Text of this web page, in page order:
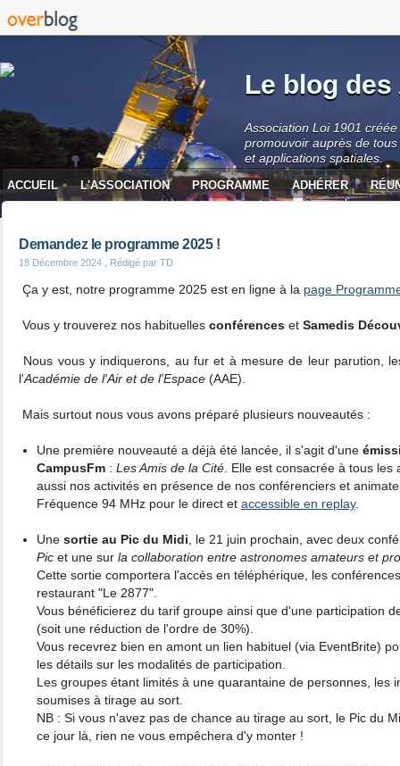
Le blog
Association Loi 1901
promouvoir auprès de
et applications spatiales.
ACCUEIL L'ASSOCIATION PROGRAMME ADHÉRER
Demandez le programme 2025 !
18 Décembre 2024 , Rédigé par TD
Ça y est, notre programme 2025 est en ligne à la page
Vous y trouverez nos habituelles conférences et Samedis
Nous vous y indiquerons, au fur et à mesure de leur parution,
l'Académie de l'Air et de l'Espace (AAE).
Mais surtout nous vous avons préparé plusieurs nouveautés :
Une première nouveauté a déjà été lancée, il s'agit d'une
CampusFm : Les Amis de la Cité . Elle est consacrée à tous
aussi nos activités en présence de nos conférenciers et
Fréquence 94 MHz pour le direct et accessible en replay.
Une sortie au Pic du Midi , le 21 juin prochain, avec deux
Pic et une sur la collaboration entre astronomes amateurs et
Cette sortie comportera l'accès en téléphérique, les
restaurant "Le 2877".
Vous bénéficierez du tarif groupe ainsi que d'une participation
(soit une réduction de l'ordre de 30%).
Vous recevrez bien en amont un lien habituel (via EventBrite)
les détails sur les modalités de participation.
Les groupes étant limités à une quarantaine de personnes, les
soumises à tirage au sort.
NB : Si vous n'avez pas de chance au tirage au sort, le Pic du
ce jour là, rien ne vous empêchera d'y monter !